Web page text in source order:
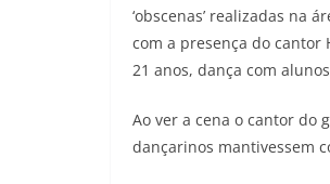
‘obscenas’ realizadas na
com a presença do cantor
21 anos, dança com
Ao ver a cena o cantor do
dançarinos mantivessem